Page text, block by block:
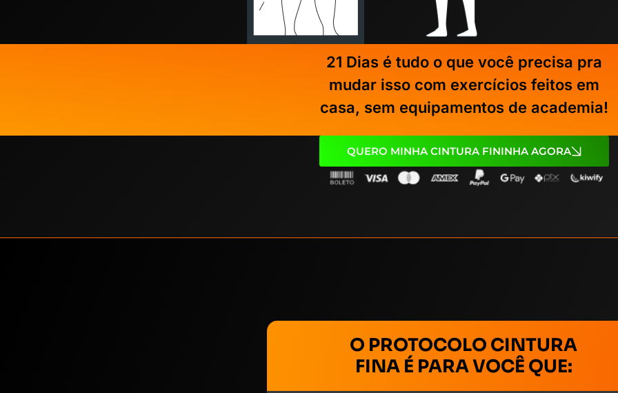
21 Dias é tudo o que você precisa pra
mudar isso com exercícios feitos em
casa, sem equipamentos de academia!
QUERO MINHA CINTURA FININHA AGORA
O PROTOCOLO CINTURA
FINA É PARA VOCÊ QUE: